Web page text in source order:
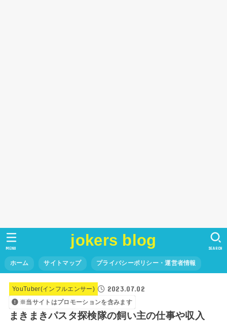
jokers blog
ホーム サイトマップ プライバシーポリシー・運営者情報
SEARCH
MENU
YouTuber(インフルエンサー) 2023.07.02
※当サイトはプロモーションを含みます
まきまきパスタ探検隊の飼い主の仕事や収入